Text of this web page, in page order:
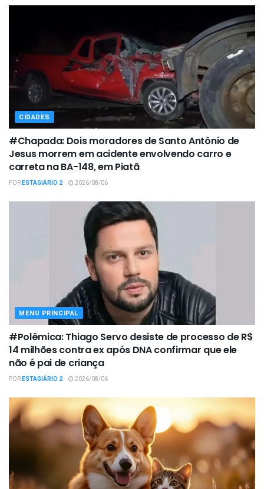
CIDADES
#Chapada: Dois moradores de Santo Antônio de
Jesus morrem em acidente envolvendo carro e
carreta na BA-148, em Piatã
PORESTAGIÁRIO 2 2026/08/06
MENU PRINCIPAL
#Polêmica: Thiago Servo desiste de processo de R$
14 milhões contra ex após DNA confirmar que ele
não é pai de criança
PORESTAGIÁRIO 2 2026/08/06